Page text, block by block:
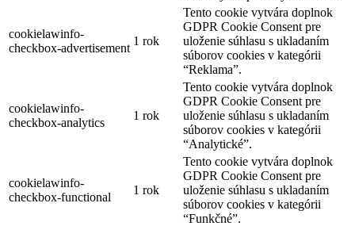
cookielawinfo-
checkbox-advertisement
1 rok
Tento cookie vytvára doplnok
GDPR Cookie Consent pre
uloženie súhlasu s ukladaním
súborov cookies v kategórii
“Reklama”.
cookielawinfo-
checkbox-analytics
1 rok
Tento cookie vytvára doplnok
GDPR Cookie Consent pre
uloženie súhlasu s ukladaním
súborov cookies v kategórii
“Analytické”.
cookielawinfo-
checkbox-functional
1 rok
Tento cookie vytvára doplnok
GDPR Cookie Consent pre
uloženie súhlasu s ukladaním
súborov cookies v kategórii
“Funkčné”.